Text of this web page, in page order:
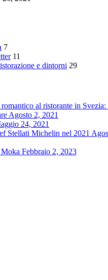
7
11
e dintorni 29
al ristorante in Svezia:
Agosto 2, 2021
24, 2021
Stellati Michelin nel 2021
Febbraio 2, 2023